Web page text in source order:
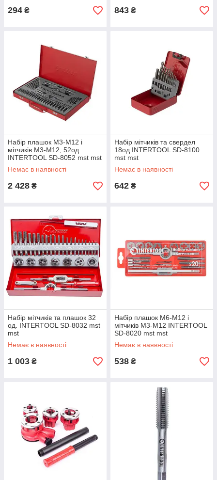
294 ₴ 843 ₴
Набір плашок M3-M12 і
мітчиків M3-M12, 52од.
INTERTOOL SD-8052 mst mst
Немає в наявності
2 428 ₴
Набір мітчиків та свердел
18од INTERTOOL SD-8100
mst mst
Немає в наявності
642 ₴
Набір мітчиків та плашок 32
од. INTERTOOL SD-8032 mst
mst
Немає в наявності
1 003 ₴
Набір плашок M6-M12 і
мітчиків M3-M12 INTERTOOL
SD-8020 mst mst
Немає в наявності
538 ₴